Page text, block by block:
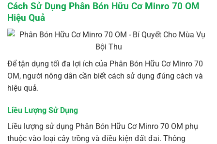
Cách Sử Dụng Phân Bón Hữu Cơ Minro 70 OM
Hiệu Quả
Để tận dụng tối đa lợi ích của Phân Bón Hữu Cơ Minro 70
OM, người nông dân cần biết cách sử dụng đúng cách và
hiệu quả.
Liều Lượng Sử Dụng
Liều lượng sử dụng Phân Bón Hữu Cơ Minro 70 OM phụ
thuộc vào loại cây trồng và điều kiện đất đai. Thông